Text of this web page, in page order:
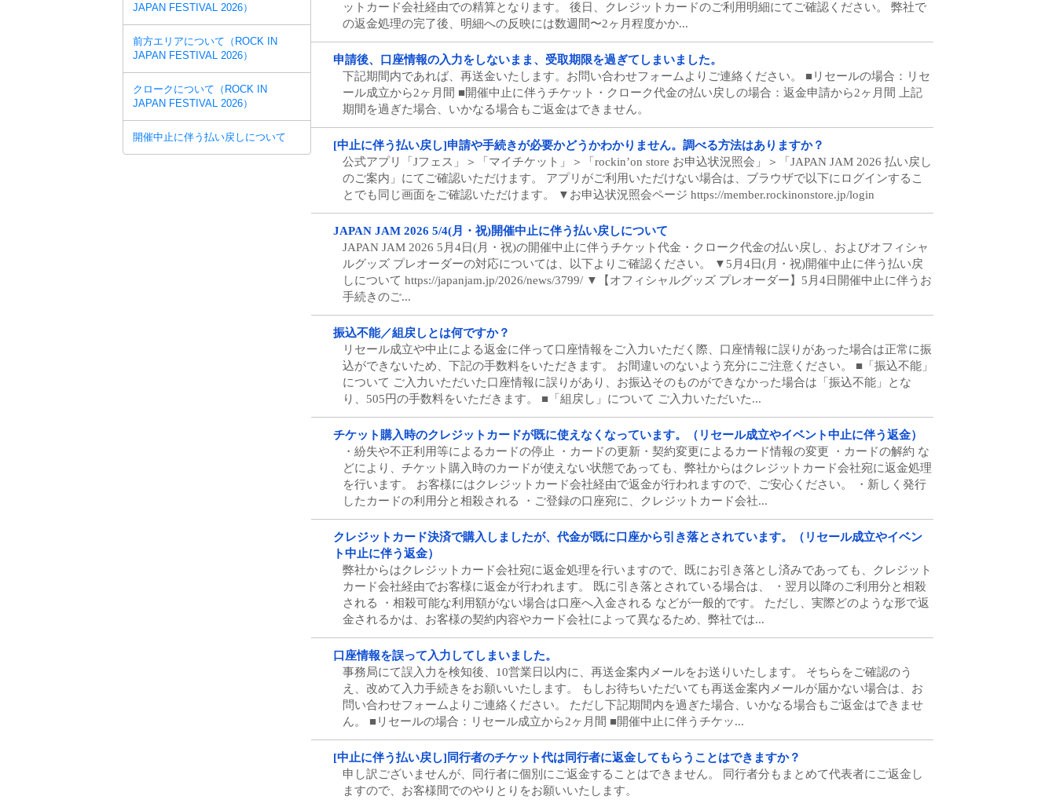
JAPAN FESTIVAL 2026）
前方エリアについて（ROCK IN
JAPAN FESTIVAL 2026）
クロークについて（ROCK IN
JAPAN FESTIVAL 2026）
開催中止に伴う払い戻しについて
ットカード会社経由での精算となります。 後日、クレジットカードのご利用明細にてご確認ください。 弊社で
の返金処理の完了後、明細への反映には数週間〜2ヶ月程度かか...
申請後、口座情報の入力をしないまま、受取期限を過ぎてしまいました。
下記期間内であれば、再送金いたします。お問い合わせフォームよりご連絡ください。 ■リセールの場合：リセ
ール成立から2ヶ月間 ■開催中止に伴うチケット・クローク代金の払い戻しの場合：返金申請から2ヶ月間 上記
期間を過ぎた場合、いかなる場合もご返金はできません。
[中止に伴う払い戻し]申請や手続きが必要かどうかわかりません。調べる方法はありますか？
公式アプリ「Jフェス」＞「マイチケット」＞「rockin’on store お申込状況照会」＞「JAPAN JAM 2026 払い戻し
のご案内」にてご確認いただけます。 アプリがご利用いただけない場合は、ブラウザで以下にログインするこ
とでも同じ画面をご確認いただけます。 ▼お申込状況照会ページ https://member.rockinonstore.jp/login
JAPAN JAM 2026 5/4(月・祝)開催中止に伴う払い戻しについて
JAPAN JAM 2026 5月4日(月・祝)の開催中止に伴うチケット代金・クローク代金の払い戻し、およびオフィシャ
ルグッズ プレオーダーの対応については、以下よりご確認ください。 ▼5月4日(月・祝)開催中止に伴う払い戻
しについて https://japanjam.jp/2026/news/3799/ ▼【オフィシャルグッズ プレオーダー】5月4日開催中止に伴うお
手続きのご...
振込不能／組戻しとは何ですか？
リセール成立や中止による返金に伴って口座情報をご入力いただく際、口座情報に誤りがあった場合は正常に振
込ができないため、下記の手数料をいただきます。 お間違いのないよう充分にご注意ください。 ■「振込不能」
について ご入力いただいた口座情報に誤りがあり、お振込そのものができなかった場合は「振込不能」とな
り、505円の手数料をいただきます。 ■「組戻し」について ご入力いただいた...
チケット購入時のクレジットカードが既に使えなくなっています。（リセール成立やイベント中止に伴う返金）
・紛失や不正利用等によるカードの停止 ・カードの更新・契約変更によるカード情報の変更 ・カードの解約 な
どにより、チケット購入時のカードが使えない状態であっても、弊社からはクレジットカード会社宛に返金処理
を行います。 お客様にはクレジットカード会社経由で返金が行われますので、ご安心ください。 ・新しく発行
したカードの利用分と相殺される ・ご登録の口座宛に、クレジットカード会社...
クレジットカード決済で購入しましたが、代金が既に口座から引き落とされています。（リセール成立やイベン
ト中止に伴う返金）
弊社からはクレジットカード会社宛に返金処理を行いますので、既にお引き落とし済みであっても、クレジット
カード会社経由でお客様に返金が行われます。 既に引き落とされている場合は、 ・翌月以降のご利用分と相殺
される ・相殺可能な利用額がない場合は口座へ入金される などが一般的です。 ただし、実際どのような形で返
金されるかは、お客様の契約内容やカード会社によって異なるため、弊社では...
口座情報を誤って入力してしまいました。
事務局にて誤入力を検知後、10営業日以内に、再送金案内メールをお送りいたします。 そちらをご確認のう
え、改めて入力手続きをお願いいたします。 もしお待ちいただいても再送金案内メールが届かない場合は、お
問い合わせフォームよりご連絡ください。 ただし下記期間内を過ぎた場合、いかなる場合もご返金はできませ
ん。 ■リセールの場合：リセール成立から2ヶ月間 ■開催中止に伴うチケッ...
[中止に伴う払い戻し]同行者のチケット代は同行者に返金してもらうことはできますか？
申し訳ございませんが、同行者に個別にご返金することはできません。 同行者分もまとめて代表者にご返金し
ますので、お客様間でのやりとりをお願いいたします。